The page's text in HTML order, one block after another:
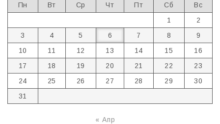
Пн Вт Ср Чт Пт Сб
Вс
1
2
3
4 5 6 7 8
9
10
11 12 13 14 15
16
17
18 19 20 21 22
23
24
25 26 27 28 29
30
31
« Апр